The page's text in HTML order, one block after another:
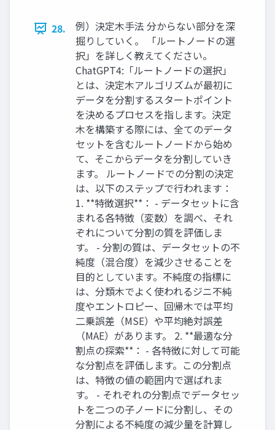
28.
例）決定木手法 分からない部分を深
掘りしていく。 「ルートノードの選
択」を詳しく教えてください。
ChatGPT4:「ルートノードの選択」
とは、決定木アルゴリズムが最初に
データを分割するスタートポイント
を決めるプロセスを指します。決定
木を構築する際には、全てのデータ
セットを含むルートノードから始め
て、そこからデータを分割していき
ます。 ルートノードでの分割の決定
は、以下のステップで行われます：
1. **特徴選択**： - データセットに含
まれる各特徴（変数）を調べ、それ
ぞれについて分割の質を評価しま
す。 - 分割の質は、データセットの不
純度（混合度）を減少させることを
目的としています。不純度の指標に
は、分類木でよく使われるジニ不純
度やエントロピー、回帰木では平均
二乗誤差（MSE）や平均絶対誤差
（MAE）があります。 2. **最適な分
割点の探索**： - 各特徴に対して可能
な分割点を評価します。この分割点
は、特徴の値の範囲内で選ばれま
す。 - それぞれの分割点でデータセッ
トを二つの子ノードに分割し、その
分割による不純度の減少量を計算し